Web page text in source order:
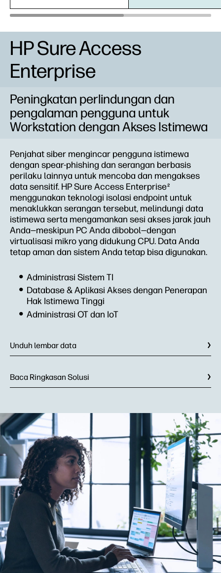
HP Sure Access
Enterprise
Peningkatan perlindungan dan
pengalaman pengguna untuk
Workstation dengan Akses Istimewa
Penjahat siber mengincar pengguna istimewa
dengan spear-phishing dan serangan berbasis
perilaku lainnya untuk mencoba dan mengakses
data sensitif. HP Sure Access Enterprise2
menggunakan teknologi isolasi endpoint untuk
menaklukkan serangan tersebut, melindungi data
istimewa serta mengamankan sesi akses jarak jauh
Anda—meskipun PC Anda dibobol—dengan
virtualisasi mikro yang didukung CPU. Data Anda
tetap aman dan sistem Anda tetap bisa digunakan.
Administrasi Sistem TI
Database & Aplikasi Akses dengan Penerapan
Hak Istimewa Tinggi
Administrasi OT dan IoT
Unduh lembar data
Baca Ringkasan Solusi